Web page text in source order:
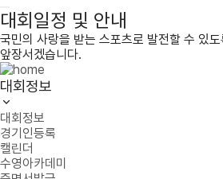
대회일정 및 안내
국민의 사랑을 받는 스포츠로 발전할 수 있
앞장서겠습니다.
대회정보
대회정보
경기인등록
캘린더
수영아카데미